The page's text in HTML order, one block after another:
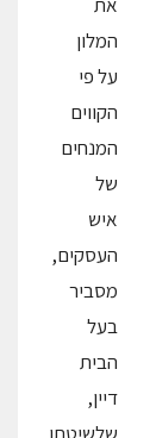
המלון
על פי
הקווים
המנחים
של
איש
העסקים,
מסביר
בעל
הבית
דיין,